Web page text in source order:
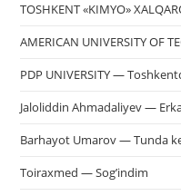
TOSHKENT «KIMYO»
AMERICAN UNIVERSITY OF
PDP UNIVERSITY —
Jaloliddin Ahmadaliyev —
Barhayot Umarov — Tunda
Toiraxmed — Sog’indim